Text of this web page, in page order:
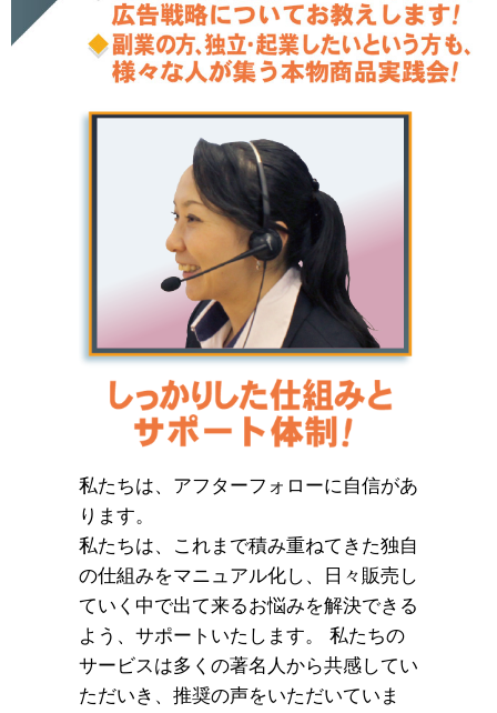
私たちは、アフターフォローに自信があ
ります。
私たちは、これまで積み重ねてきた独自
の仕組みをマニュアル化し、日々販売し
ていく中で出て来るお悩みを解決できる
よう、サポートいたします。 私たちの
サービスは多くの著名人から共感してい
ただいき、推奨の声をいただいていま